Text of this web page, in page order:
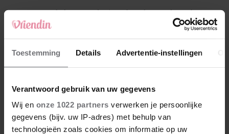
Toestemming Details Advertentie-instellingen
Verantwoord gebruik van uw gegevens
Wij en onze 1022 partners verwerken je persoonlijke
gegevens (bijv. uw IP-adres) met behulp van
technologieën zoals cookies om informatie op uw
4 Makelaar Mandy: ‘Een bericht van de BN’er.
Een foto. Mijn lijf reageert’
5 Makelaar Mandy: ‘Vrijdagavond belde Bart.
Hij sprak eng kalm’
Nieuw